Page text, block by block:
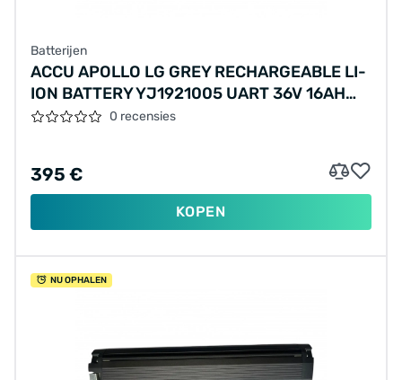
Batterijen
ACCU APOLLO LG GREY RECHARGEABLE LI-
ION BATTERY YJ1921005 UART 36V 16AH
576WH 10INR19/65-5 A25CPD0007978
0 recensies
395 €
KOPEN
NU OPHALEN